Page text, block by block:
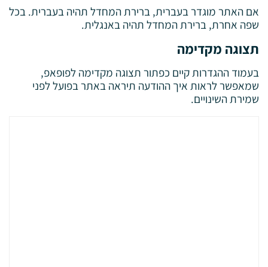
אם האתר מוגדר בעברית, ברירת המחדל תהיה בעברית. בכל
שפה אחרת, ברירת המחדל תהיה באנגלית.
תצוגה מקדימה
בעמוד ההגדרות קיים כפתור תצוגה מקדימה לפופאפ,
שמאפשר לראות איך ההודעה תיראה באתר בפועל לפני
שמירת השינויים.